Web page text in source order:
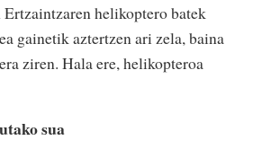
helikoptero batek
gainetik aztertzen ari zela, baina
ziren. Hala ere, helikopteroa
sua